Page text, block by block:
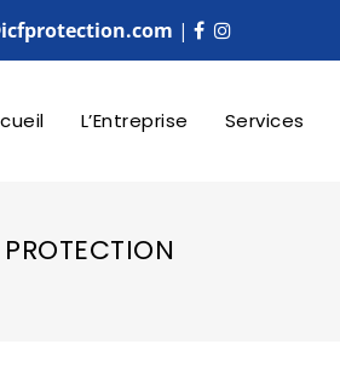
|
L’Entreprise Services